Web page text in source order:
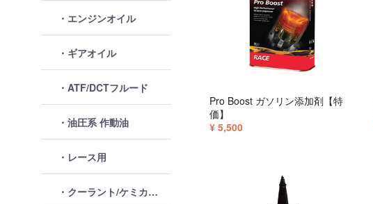
・エンジンオイル
・ギアオイル
・ATF/DCTフルード
・油圧系 作動油
・レース用
・クーラント/ケミカル類
Pro Boost ガソリン添加剤【特
価】
¥ 5,500